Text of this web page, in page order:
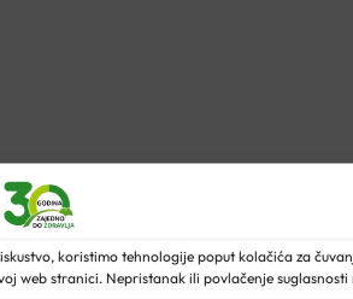
koristimo tehnologije poput kolačića za
web stranici. Nepristanak ili povlačenje